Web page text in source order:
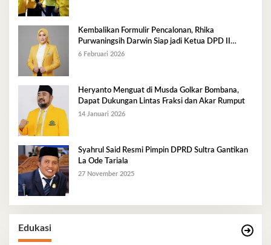
Kembalikan Formulir Pencalonan, Rhika
Purwaningsih Darwin Siap jadi Ketua DPD II
Golkar Mubar
6 Februari 2026
Heryanto Menguat di Musda Golkar Bombana,
Dapat Dukungan Lintas Fraksi dan Akar Rumput
14 Januari 2026
Syahrul Said Resmi Pimpin DPRD Sultra Gantikan
La Ode Tariala
27 November 2025
Edukasi